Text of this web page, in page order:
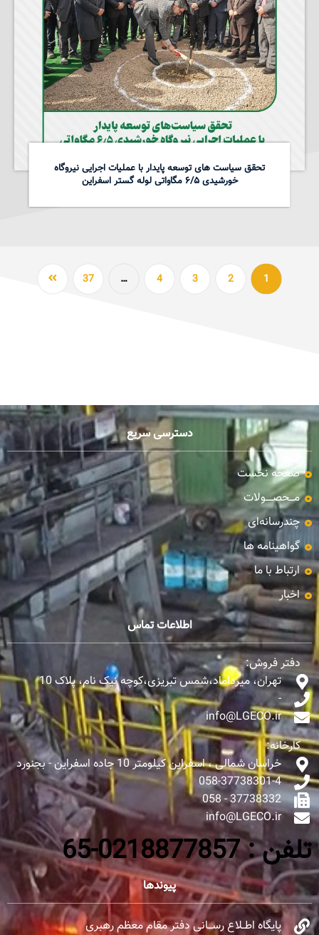
تحقق سیاست های توسعه پایدار با عملیات اجرایی نیروگاه
خورشیدی ۶/۵ مگاواتی لوله گستر اسفراین
1
2
3
4
…
37
دسترسی سریع
صفحه نخست
مـــحصـــــولات
چندرسانه‌ای
گواهینامه ها
ارتباط با ما
اخبار
اطلاعات تماس
دفتر فروش:
تهران، میرداماد،شمس تبریزی،کوچه نیک نام، پلاک 10
-
info@LGECO.ir
کارخانه:
خراسان شمالی ، اسفراین کیلومتر 10 جاده اسفراین - بجنورد
058-37738301-4
37738332 - 058
info@LGECO.ir
تلفن : 0218877857-65
پیوندها
پایگاه اطــلاع رســـانی دفتر مقام معظم رهبری